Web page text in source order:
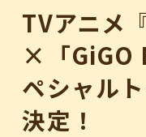
STORY
STAFF
TVアニメ
×「GiGO
ペシャル
決定！